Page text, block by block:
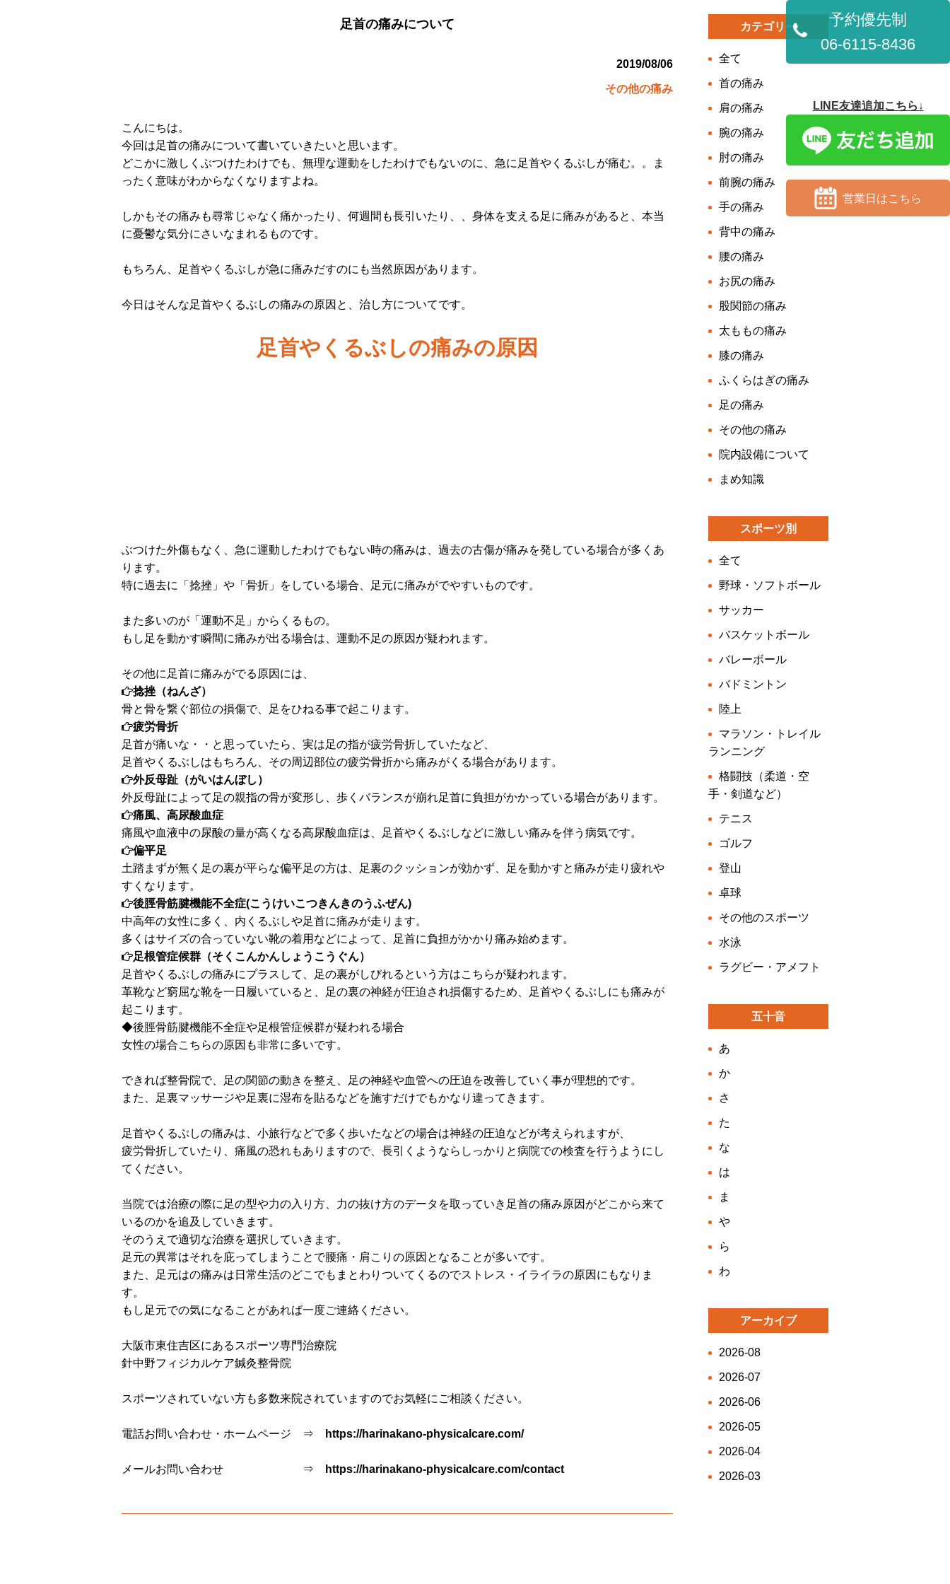
足首の痛みについて
2019/08/06
その他の痛み
こんにちは。
今回は足首の痛みについて書いていきたいと思います。
どこかに激しくぶつけたわけでも、無理な運動をしたわけでもないのに、急に足首やくるぶしが痛む。。ま
ったく意味がわからなくなりますよね。
しかもその痛みも尋常じゃなく痛かったり、何週間も長引いたり、、身体を支える足に痛みがあると、本当
に憂鬱な気分にさいなまれるものです。
もちろん、足首やくるぶしが急に痛みだすのにも当然原因があります。
今日はそんな足首やくるぶしの痛みの原因と、治し方についてです。
足首やくるぶしの痛みの原因
ぶつけた外傷もなく、急に運動したわけでもない時の痛みは、過去の古傷が痛みを発している場合が多くあ
ります。
特に過去に「捻挫」や「骨折」をしている場合、足元に痛みがでやすいものです。
また多いのが「運動不足」からくるもの。
もし足を動かす瞬間に痛みが出る場合は、運動不足の原因が疑われます。
その他に足首に痛みがでる原因には、
捻挫（ねんざ）
骨と骨を繋ぐ部位の損傷で、足をひねる事で起こります。
疲労骨折
足首が痛いな・・と思っていたら、実は足の指が疲労骨折していたなど、
足首やくるぶしはもちろん、その周辺部位の疲労骨折から痛みがくる場合があります。
外反母趾（がいはんぼし）
外反母趾によって足の親指の骨が変形し、歩くバランスが崩れ足首に負担がかかっている場合があります。
痛風、高尿酸血症
痛風や血液中の尿酸の量が高くなる高尿酸血症は、足首やくるぶしなどに激しい痛みを伴う病気です。
偏平足
土踏まずが無く足の裏が平らな偏平足の方は、足裏のクッションが効かず、足を動かすと痛みが走り疲れや
すくなります。
後脛骨筋腱機能不全症(こうけいこつきんきのうふぜん)
中高年の女性に多く、内くるぶしや足首に痛みが走ります。
多くはサイズの合っていない靴の着用などによって、足首に負担がかかり痛み始めます。
足根管症候群（そくこんかんしょうこうぐん）
足首やくるぶしの痛みにプラスして、足の裏がしびれるという方はこちらが疑われます。
革靴など窮屈な靴を一日履いていると、足の裏の神経が圧迫され損傷するため、足首やくるぶしにも痛みが
起こります。
◆後脛骨筋腱機能不全症や足根管症候群が疑われる場合
女性の場合こちらの原因も非常に多いです。
できれば整骨院で、足の関節の動きを整え、足の神経や血管への圧迫を改善していく事が理想的です。
また、足裏マッサージや足裏に湿布を貼るなどを施すだけでもかなり違ってきます。
足首やくるぶしの痛みは、小旅行などで多く歩いたなどの場合は神経の圧迫などが考えられますが、
疲労骨折していたり、痛風の恐れもありますので、長引くようならしっかりと病院での検査を行うようにし
てください。
当院では治療の際に足の型や力の入り方、力の抜け方のデータを取っていき足首の痛み原因がどこから来て
いるのかを追及していきます。
そのうえで適切な治療を選択していきます。
足元の異常はそれを庇ってしまうことで腰痛・肩こりの原因となることが多いです。
また、足元はの痛みは日常生活のどこでもまとわりついてくるのでストレス・イライラの原因にもなりま
す。
もし足元での気になることがあれば一度ご連絡ください。
大阪市東住吉区にあるスポーツ専門治療院
針中野フィジカルケア鍼灸整骨院
スポーツされていない方も多数来院されていますのでお気軽にご相談ください。
電話お問い合わせ・ホームページ ⇒ https://harinakano-physicalcare.com/
メールお問い合わせ ⇒ https://harinakano-physicalcare.com/contact
カテゴリー
全て
首の痛み
肩の痛み
腕の痛み
肘の痛み
前腕の痛み
手の痛み
背中の痛み
腰の痛み
お尻の痛み
股関節の痛み
太ももの痛み
膝の痛み
ふくらはぎの痛み
足の痛み
その他の痛み
院内設備について
まめ知識
スポーツ別
全て
野球・ソフトボール
サッカー
バスケットボール
バレーボール
バドミントン
陸上
マラソン・トレイル
ランニング
格闘技（柔道・空
手・剣道など）
テニス
ゴルフ
登山
卓球
その他のスポーツ
水泳
ラグビー・アメフト
五十音
あ
か
さ
た
な
は
ま
や
ら
わ
アーカイブ
2026-08
2026-07
2026-06
2026-05
2026-04
2026-03
予約優先制
06-6115-8436
LINE友達追加こちら↓
営業日はこちら